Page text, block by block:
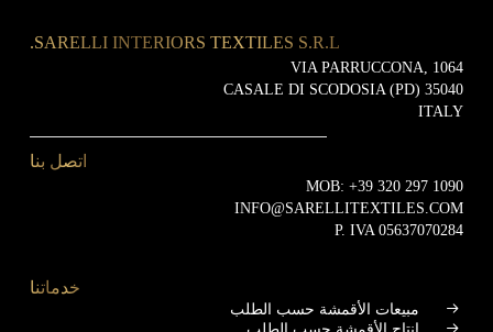
SARELLI INTERIORS TEXTILES S.R.L.
VIA PARRUCCONA, 1064
35040 CASALE DI SCODOSIA (PD)
ITALY
اتصل بنا
MOB:+39 320 297 1090
INFO@SARELLITEXTILES.COM
P. IVA 05637070284
خدماتنا
مبيعات الأقمشة حسب الطلب
إنتاج الأقمشة حسب الطلب